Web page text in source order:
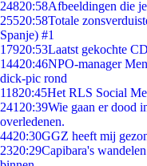
24820:58Afbeeldingen die
25520:58Totale
Spanje) #1
17920:53Laatst gekochte
14420:46NPO-manager
dick-pic rond
11820:45Het RLS Social
241 20:39Wie gaan er dood
overledenen.
4420:30GGZ heeft mij
2320:29Capibara's